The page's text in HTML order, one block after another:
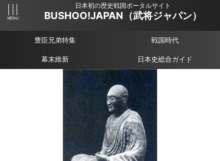
日本初の歴史戦国ポータルサイト
BUSHOO!JAPAN（武将ジャパン）
豊臣兄弟特集 戦国時代
幕末維新 日本史総合ガイド